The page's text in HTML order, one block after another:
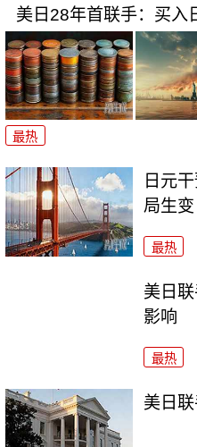
美日28年首联手：买入
最热
日元
局生变
最热
美日
影响
最热
美日